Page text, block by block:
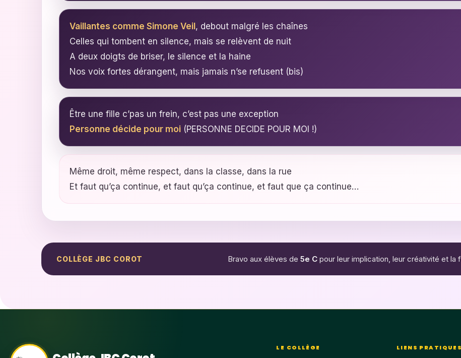
Vaillantes comme Simone Veil , debout malgré les chaînes
Celles qui tombent en silence, mais se relèvent de nuit
A deux doigts de briser, le silence et la haine
Nos voix fortes dérangent, mais jamais n’se refusent (bis)
Personne décide pour moi (PERSONNE DECIDE POUR MOI !)
Même droit, même respect, dans la classe, dans la rue
Et faut qu’ça continue, et faut qu’ça continue, et faut que ça continue…
COLLÈGE JBC COROT Bravo aux élèves de 5e C pour leur implication, leur créativité et
LE COLLÈGE LIENS PRATIQUES